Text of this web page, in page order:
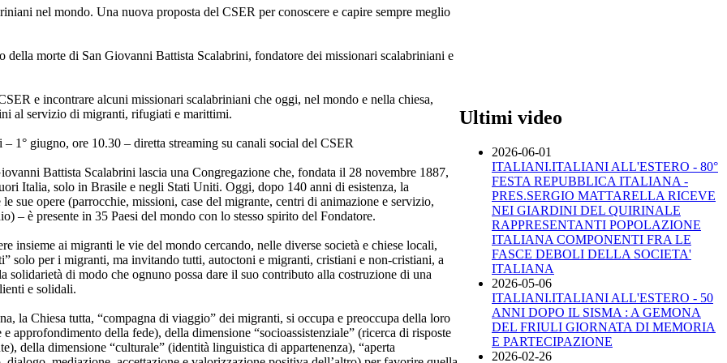
nel mondo. Una nuova proposta del CSER per conoscere e capire sempre meglio
della morte di San Giovanni Battista Scalabrini, fondatore dei missionari scalabriniani e
e incontrare alcuni missionari scalabriniani che oggi, nel mondo e nella chiesa,
al servizio di migranti, rifugiati e marittimi.
1° giugno, ore 10.30 – diretta streaming su canali social del CSER
Battista Scalabrini lascia una Congregazione che, fondata il 28 novembre 1887,
Italia, solo in Brasile e negli Stati Uniti. Oggi, dopo 140 anni di esistenza, la
sue opere (parrocchie, missioni, case del migrante, centri di animazione e servizio,
– è presente in 35 Paesi del mondo con lo stesso spirito del Fondatore.
insieme ai migranti le vie del mondo cercando, nelle diverse società e chiese locali,
solo per i migranti, ma invitando tutti, autoctoni e migranti, cristiani e non-cristiani, a
solidarietà di modo che ognuno possa dare il suo contributo alla costruzione di una
e solidali.
la Chiesa tutta, “compagna di viaggio” dei migranti, si occupa e preoccupa della loro
approfondimento della fede), della dimensione “socioassistenziale” (ricerca di risposte
della dimensione “culturale” (identità linguistica di appartenenza), “aperta
Ultimi video
2026-06-01
ITALIANI.ITALIANI ALL'ESTERO - 80°
FESTA REPUBBLICA ITALIANA -
PRES.SERGIO MATTARELLA RICEVE
NEI GIARDINI DEL QUIRINALE
RAPPRESENTANTI POPOLAZIONE
ITALIANA COMPONENTI FRA LE
FASCE DEBOLI DELLA SOCIETA'
ITALIANA
2026-05-06
ITALIANI.ITALIANI ALL'ESTERO - 50
ANNI DOPO IL SISMA : A GEMONA
DEL FRIULI GIORNATA DI MEMORIA
E PARTECIPAZIONE
2026-02-26